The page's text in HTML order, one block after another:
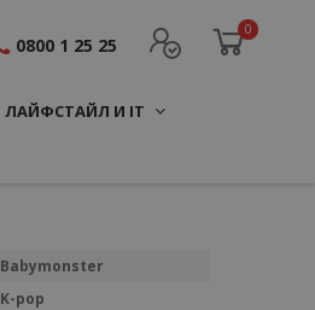
0
0800 1 25 25
ЛАЙФСТАЙЛ И IT
Babymonster
K-pop